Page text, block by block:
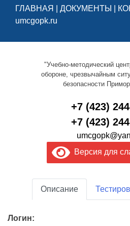
ГЛАВНАЯ ДОКУМЕНТЫ
umcgopk.ru
"Учебно-методический
обороне, чрезвычайным
безопасности
+7 (423)
+7 (423)
Версия для
Описание
Логин: